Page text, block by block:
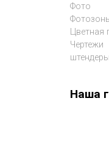
Фото
Цветная
Чертежи
штендеры
Наша